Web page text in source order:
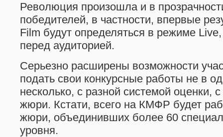
Революция произошла и в
победителей, в частности, впервые
Film будут определяться в режиме
перед аудиторией.
Серьезно расширены возможности
подать свои конкурсные работы не в
несколько, с разной системой оценки,
жюри. Кстати, всего на КМФР будет
жюри, объединивших более 60
уровня.